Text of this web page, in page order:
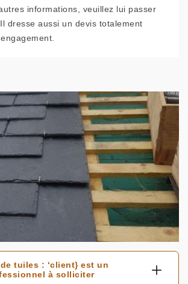
informations, veuillez lui passer
dresse aussi un devis totalement
tuiles : ‘client} est un
à solliciter